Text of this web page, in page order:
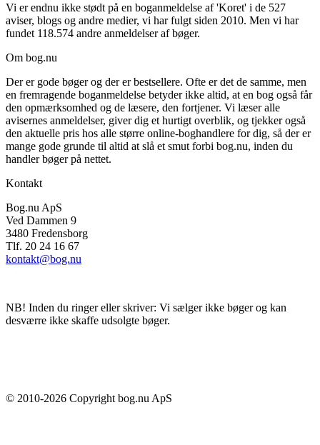
Vi er endnu ikke stødt på en boganmeldelse af 'Koret' i de 527
aviser, blogs og andre medier, vi har fulgt siden 2010. Men vi har
fundet 118.574 andre anmeldelser af bøger.
Om bog.nu
Der er gode bøger og der er bestsellere. Ofte er det de samme, men
en fremragende boganmeldelse betyder ikke altid, at en bog også får
den opmærksomhed og de læsere, den fortjener. Vi læser alle
avisernes anmeldelser, giver dig et hurtigt overblik, og tjekker også
den aktuelle pris hos alle større online-boghandlere for dig, så der er
mange gode grunde til altid at slå et smut forbi bog.nu, inden du
handler bøger på nettet.
Kontakt
Bog.nu ApS
Ved Dammen 9
3480 Fredensborg
Tlf. 20 24 16 67
kontakt@bog.nu
NB! Inden du ringer eller skriver: Vi sælger ikke bøger og kan
desværre ikke skaffe udsolgte bøger.
© 2010-2026 Copyright bog.nu ApS